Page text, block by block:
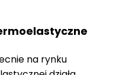
na rynku